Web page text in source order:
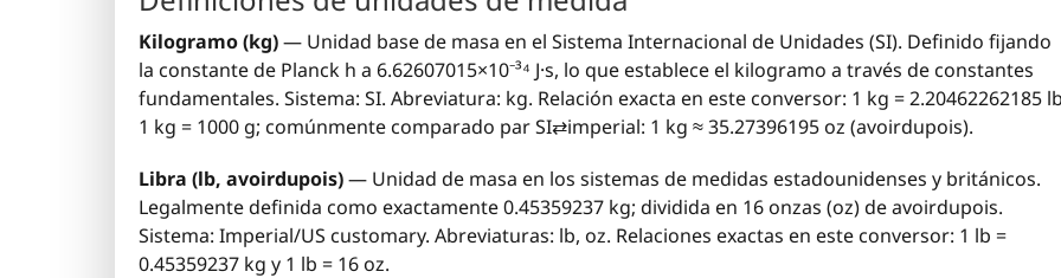
Kilogramo (kg)— Unidad base de masa en el Sistema Internacional de Unidades (SI). Definido fijando
la constante de Planck h a 6.62607015×10⁻³⁴ J·s, lo que establece el kilogramo a través de constantes
fundamentales. Sistema: SI. Abreviatura: kg. Relación exacta en este conversor: 1 kg = 2.20462262185
1 kg = 1000 g; comúnmente comparado par SI⇄imperial: 1 kg ≈ 35.27396195 oz (avoirdupois).
Libra (lb, avoirdupois)— Unidad de masa en los sistemas de medidas estadounidenses y británicos.
Legalmente definida como exactamente 0.45359237 kg; dividida en 16 onzas (oz) de avoirdupois.
Sistema: Imperial/US customary. Abreviaturas: lb, oz. Relaciones exactas en este conversor: 1 lb =
0.45359237 kg y 1 lb = 16 oz.